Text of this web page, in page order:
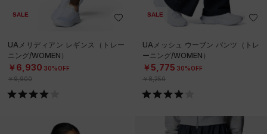
SALE
UAメリディアン レギンス（トレー
ニング/WOMEN）
￥6,930 30%OFF
￥9,900
SALE
UAメッシュ ウーブン パンツ（トレ
ーニング/WOMEN）
￥5,775 30%OFF
￥8,250